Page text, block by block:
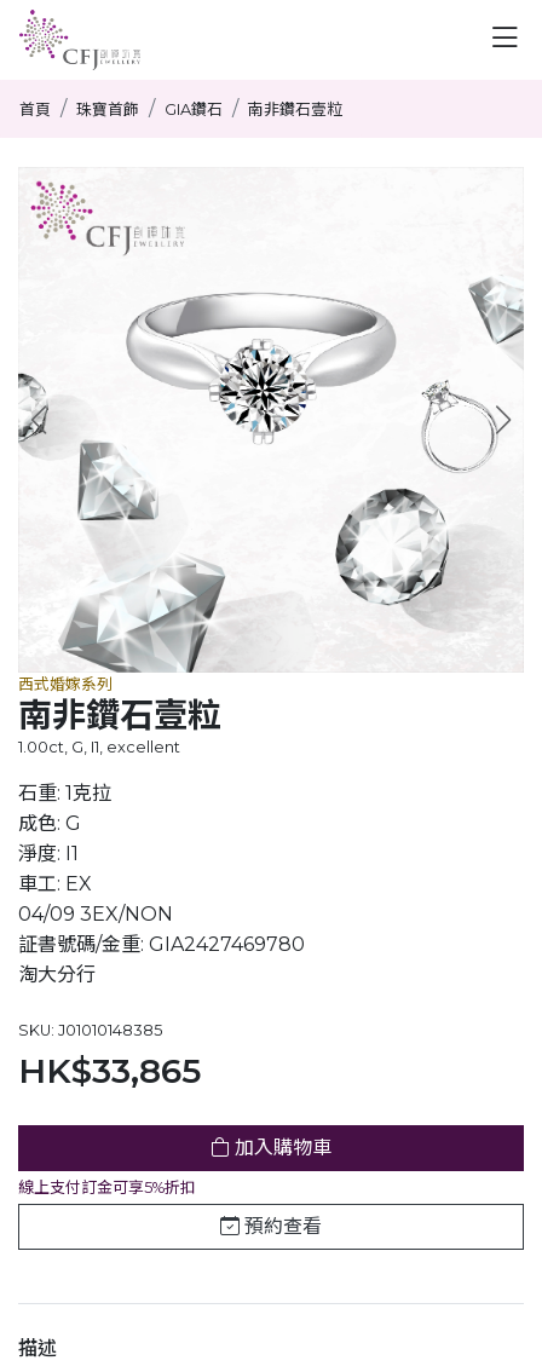
首頁 珠寶首飾 GIA鑽石 南非鑽石壹粒
西式婚嫁系列
南非鑽石壹粒
1.00ct, G, I1, excellent
石重: 1克拉
成色: G
淨度: I1
車工: EX
04/09 3EX/NON
証書號碼/金重: GIA2427469780
淘大分行
SKU: J01010148385
HK$33,865
加入購物車
線上支付訂金可享5%折扣
預約查看
描述